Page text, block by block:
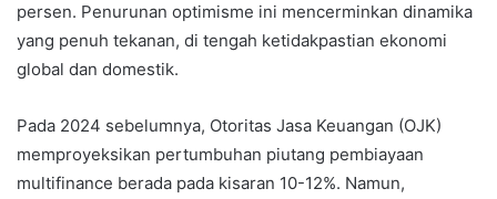
persen. Penurunan optimisme ini mencerminkan dinamika
yang penuh tekanan, di tengah ketidakpastian ekonomi
global dan domestik.
Pada 2024 sebelumnya, Otoritas Jasa Keuangan (OJK)
memproyeksikan pertumbuhan piutang pembiayaan
multifinance berada pada kisaran 10-12%. Namun,